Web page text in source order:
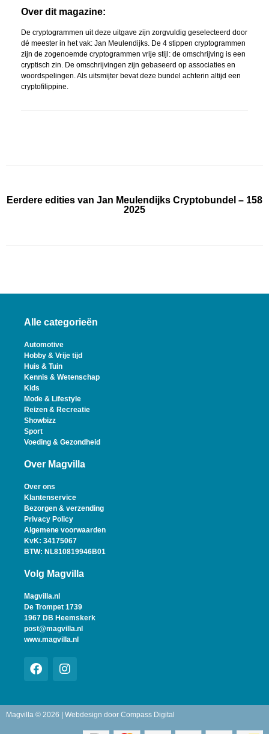
Over dit magazine:
De cryptogrammen uit deze uitgave zijn zorgvuldig geselecteerd door
dé meester in het vak: Jan Meulendijks. De 4 stippen cryptogrammen
zijn de zogenoemde cryptogrammen vrije stijl: de omschrijving is een
cryptisch zin. De omschrijvingen zijn gebaseerd op associaties en
woordspelingen. Als uitsmijter bevat deze bundel achterin altijd een
cryptofilippine.
Eerdere edities van Jan Meulendijks Cryptobundel – 158
2025
Alle categorieën
Automotive
Hobby & Vrije tijd
Huis & Tuin
Kennis & Wetenschap
Kids
Mode & Lifestyle
Reizen & Recreatie
Showbizz
Sport
Voeding & Gezondheid
Over Magvilla
Over ons
Klantenservice
Bezorgen & verzending
Privacy Policy
Algemene voorwaarden
KvK: 34175067
BTW: NL810819946B01
Volg Magvilla
Magvilla.nl
De Trompet 1739
1967 DB Heemskerk
post@magvilla.nl
www.magvilla.nl
Magvilla © 2026 | Webdesign door Compass Digital